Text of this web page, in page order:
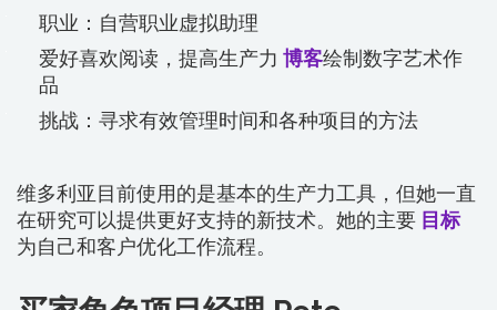
职业：自营职业虚拟助理
爱好喜欢阅读，提高生产力 博客绘制数字艺术作
品
挑战：寻求有效管理时间和各种项目的方法
维多利亚目前使用的是基本的生产力工具，但她一直
在研究可以提供更好支持的新技术。她的主要 目标
为自己和客户优化工作流程。